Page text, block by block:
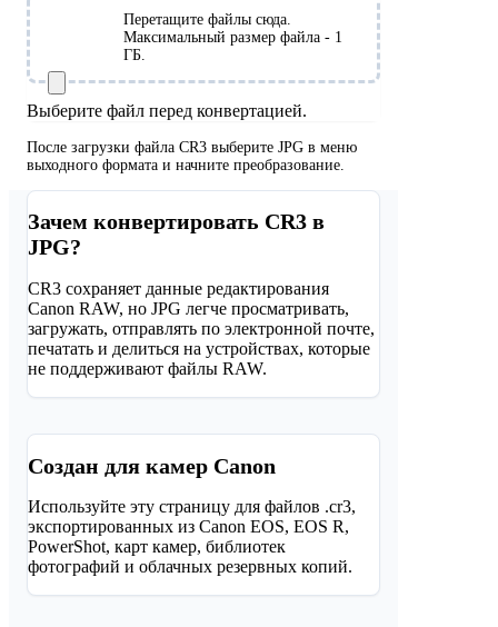
Перетащите файлы сюда.
Максимальный размер файла - 1
ГБ.
Выберите файл перед конвертацией.
После загрузки файла CR3 выберите JPG в меню
выходного формата и начните преобразование.
Зачем конвертировать CR3 в
JPG?
CR3 сохраняет данные редактирования
Canon RAW, но JPG легче просматривать,
загружать, отправлять по электронной почте,
печатать и делиться на устройствах, которые
не поддерживают файлы RAW.
Создан для камер Canon
Используйте эту страницу для файлов .cr3,
экспортированных из Canon EOS, EOS R,
PowerShot, карт камер, библиотек
фотографий и облачных резервных копий.